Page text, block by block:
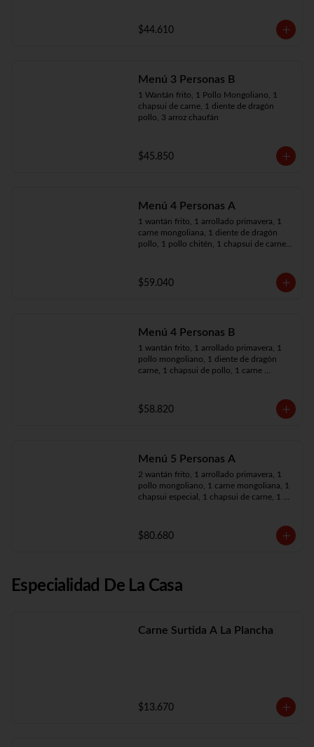
$44.610
Menú 3 Personas B
1 Wantán frito, 1 Pollo Mongoliano, 1
chapsui de carne, 1 diente de dragón
pollo, 3 arroz chaufán
$45.850
Menú 4 Personas A
1 wantán frito, 1 arrollado primavera, 1
carne mongoliana, 1 diente de dragón
pollo, 1 pollo chitén, 1 chapsui de carne,
$59.040
Menú 4 Personas B
1 wantán frito, 1 arrollado primavera, 1
pollo mongoliano, 1 diente de dragón
carne, 1 chapsui de pollo, 1 carne
$58.820
Menú 5 Personas A
2 wantán frito, 1 arrollado primavera, 1
pollo mongoliano, 1 carne mongoliana, 1
chapsui especial, 1 chapsui de carne, 1
$80.680
Especialidad De La Casa
Carne Surtida A La Plancha
$13.670